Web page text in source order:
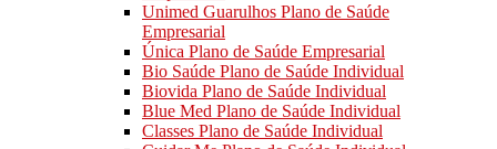
Unimed Guarulhos Plano de Saúde
Empresarial
Única Plano de Saúde Empresarial
Bio Saúde Plano de Saúde Individual
Biovida Plano de Saúde Individual
Blue Med Plano de Saúde Individual
Classes Plano de Saúde Individual